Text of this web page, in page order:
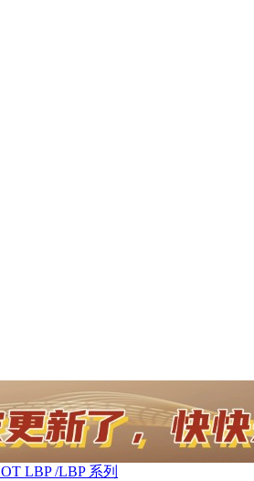
LBP /LBP 系列